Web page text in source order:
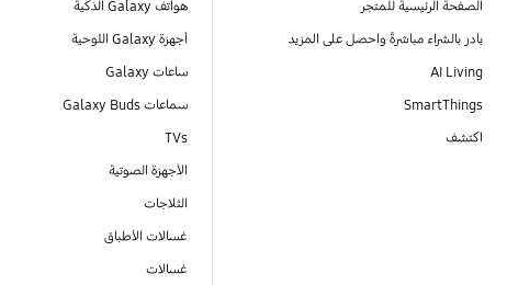
الصفحة الرئيسية للمتجر
بادر بالشراء مباشرةً واحصل على المزيد
AI Living
SmartThings
اكتشف
هواتف Galaxy الذكية
أجهزة Galaxy اللوحية
ساعات Galaxy
سماعات Galaxy Buds
TVs
الأجهزة الصوتية
الثلاجات
غسالات الأطباق
غسالات